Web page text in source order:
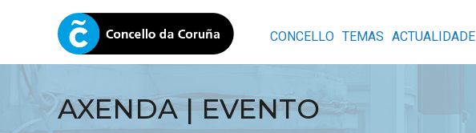
CONCELLO TEMAS ACTUALIDADE
AXENDA | EVENTO